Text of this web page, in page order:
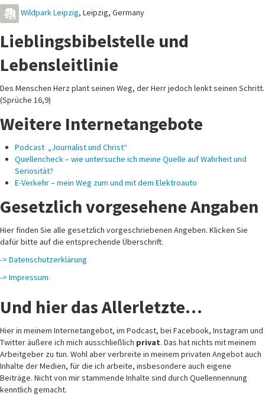
Wildpark Leipzig, Leipzig, Germany
Lieblingsbibelstelle und
Lebensleitlinie
Des Menschen Herz plant seinen Weg, der Herr jedoch lenkt seinen Schritt.
(Sprüche 16,9)
Weitere Internetangebote
Podcast „Journalist und Christ“
Quellencheck – wie untersuche ich meine Quelle auf Wahrheit und
Seriosität?
E-Verkehr – mein Weg zum und mit dem Elektroauto
Gesetzlich vorgesehene Angaben
Hier finden Sie alle gesetzlich vorgeschriebenen Angeben. Klicken Sie
dafür bitte auf die entsprechende Überschrift.
-> Datenschutzerklärung
-> Impressum
Und hier das Allerletzte…
Hier in meinem Internetangebot, im Podcast, bei Facebook, Instagram und
Twitter äußere ich mich ausschließlich privat. Das hat nichts mit meinem
Arbeitgeber zu tun. Wohl aber verbreite in meinem privaten Angebot auch
Inhalte der Medien, für die ich arbeite, insbesondere auch eigene
Beiträge. Nicht von mir stammende Inhalte sind durch Quellennennung
kenntlich gemacht.